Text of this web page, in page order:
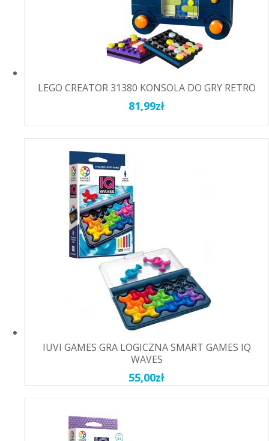
LEGO CREATOR 31380 KONSOLA DO GRY RETRO
81,99zł
IUVI GAMES GRA LOGICZNA SMART GAMES IQ
WAVES
55,00zł